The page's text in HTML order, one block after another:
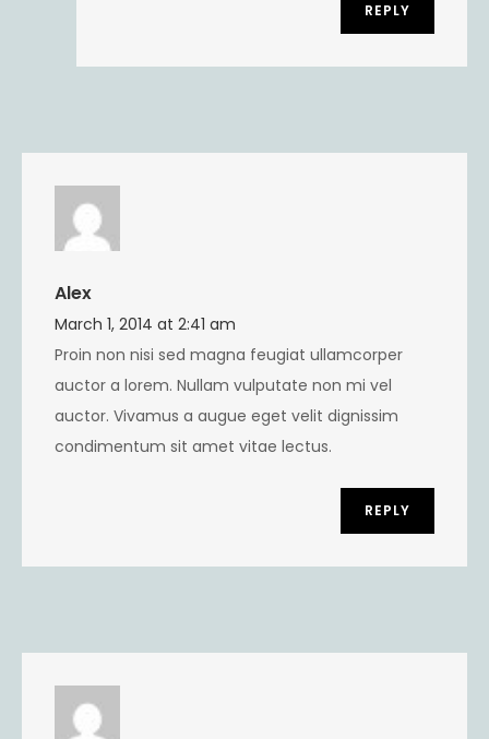
REPLY
Alex
March 1, 2014 at 2:41 am
Proin non nisi sed magna feugiat ullamcorper
auctor a lorem. Nullam vulputate non mi vel
auctor. Vivamus a augue eget velit dignissim
condimentum sit amet vitae lectus.
REPLY